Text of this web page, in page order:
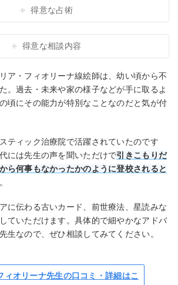
得意な占術
得意な相談内容
ア・フィオリーナ線絵師は、幼い頃から不
。過去・未来や家の様子などが手に取るよ
頃にその能力が特別なことなのだと気が付
ティック治療院で活躍されていたのです
には先生の声を聞いただけで引きこもりだ
ら何事もなかったかのように登校されると
に伝わる古いカード、前世療法、星読みな
ていただけます。具体的で細やかなアドバ
生なので、ぜひ相談してみてください。
ィオリーナ先生の口コミ・詳細はこ